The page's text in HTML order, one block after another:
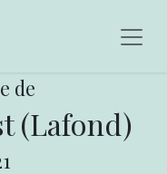
de
(Lafond)